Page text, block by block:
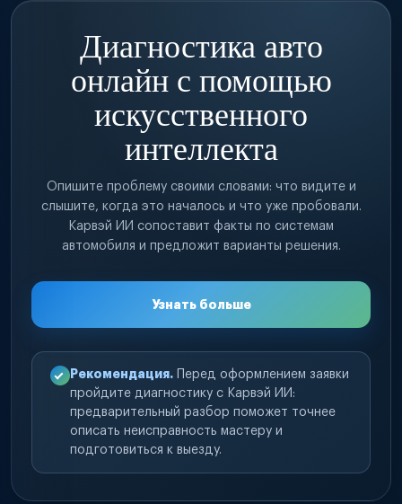
Диагностика авто
онлайн с помощью
искусственного
интеллекта
Опишите проблему своими словами: что видите и
слышите, когда это началось и что уже пробовали.
Карвэй ИИ сопоставит факты по системам
автомобиля и предложит варианты решения.
Узнать больше
Рекомендация. Перед оформлением заявки
пройдите диагностику с Карвэй ИИ:
предварительный разбор поможет точнее
описать неисправность мастеру и
подготовиться к выезду.